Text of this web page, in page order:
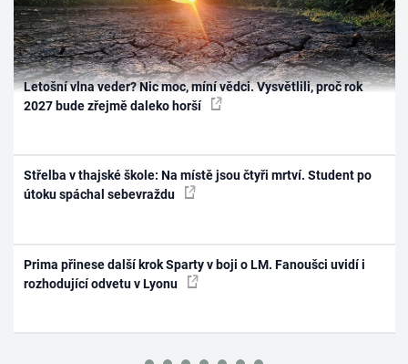
Letošní vlna veder? Nic moc, míní vědci. Vysvětlili, proč rok
2027 bude zřejmě daleko horší
Střelba v thajské škole: Na místě jsou čtyři mrtví. Student po
útoku spáchal sebevraždu
Prima přinese další krok Sparty v boji o LM. Fanoušci uvidí i
rozhodující odvetu v Lyonu